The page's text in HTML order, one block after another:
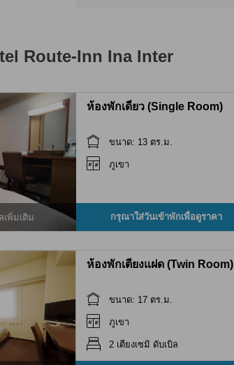
Route-Inn Ina Inter
พิ่มเติม
ห้องพักเดี่ยว (Single Room)
ขนาด: 13 ตร.ม.
ภูเขา
กรุณาใส่วันเข้าพักเพื่อดูราคา
ห้องพักเตียงแฝด (Twin Room)
ขนาด: 17 ตร.ม.
ภูเขา
2 เตียงเซมิ ดับเบิล